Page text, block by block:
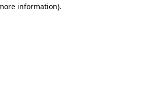
information).